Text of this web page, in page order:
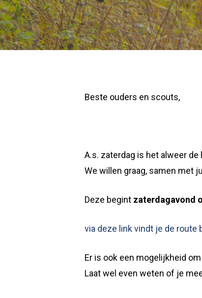
Beste ouders en scouts,
A.s. zaterdag is het alweer
We willen graag, samen met
Deze begint zaterdagavond
via deze link vindt je de
Er is ook een mogelijkheid
Laat wel even weten of je